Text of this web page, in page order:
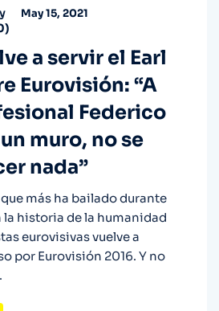
May 15, 2021
)
a servir el Earl
Eurovisión: “A
Federico
muro, no se
nada”
más ha bailado durante
la historia de la humanidad
eurovisivas vuelve a
por Eurovisión 2016. Y no